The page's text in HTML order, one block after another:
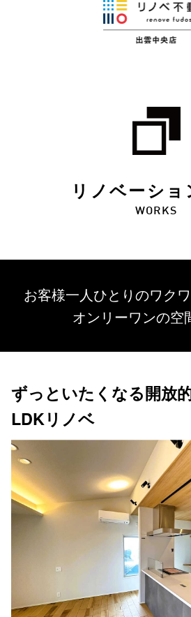
リノベーショ
WORKS
お客様一人ひとりのワク
オンリーワンの空
ずっといたくなる開放
LDKリノベ